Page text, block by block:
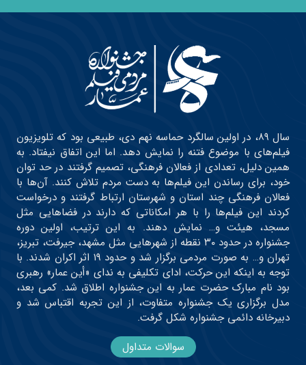
سال ۸۹، در اولین سالگرد حماسه نهم دی، طبیعی بود که تلویزیون
فیلم‌های با موضوع فتنه را نمایش دهد. اما این اتفاق نیفتاد. به
همین دلیل، تعدادی از فعالان فرهنگی، تصمیم گرفتند در حد توان
خود، برای رساندن این فیلم‌ها به دست مردم تلاش کنند. آن‌ها با
فعالان فرهنگی چند استان و شهرستان ارتباط گرفتند و درخواست
کردند این فیلم‌ها را با هر امکاناتی که دارند در فضاهایی مثل
مسجد، هیئت و… نمایش دهند. به این ترتیب، اولین دوره
جشنواره در حدود ۳۰ نقطه از شهرهایی مثل مشهد، جیرفت، تبریز،
تهران و… به صورت مردمی برگزار شد و حدود ۱۹ اثر اکران شدند. با
توجه به اینکه این حرکت، ادای تکلیفی به ندای «أین عمار» رهبری
بود نام مبارک حضرت عمار به این جشنواره اطلاق شد. کمی بعد،
مدل برگزاری یک جشنواره متفاوت، از این تجربه اقتباس شد و
دبیرخانه دائمی جشنواره شکل گرفت.
سوالات متداول